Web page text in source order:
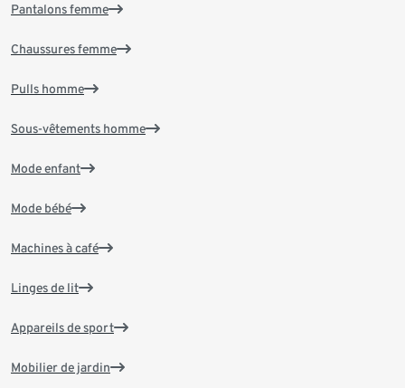
Pantalons femme
Chaussures femme
Pulls homme
Sous-vêtements homme
Mode enfant
Mode bébé
Machines à café
Linges de lit
Appareils de sport
Mobilier de jardin